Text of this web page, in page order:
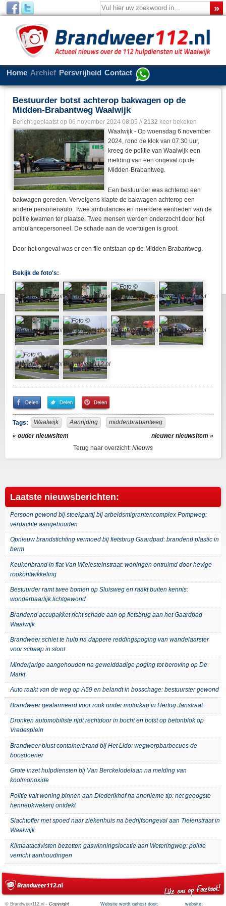
Home Archief Persvrijheid Contact
Bestuurder botst achterop bakwagen op de
Midden-Brabantweg Waalwijk
Bericht geplaatst op 06 november 2024 08:05 // 2132 keer bekeken
Waalwijk - Op woensdag 6 november
2024, rond de klok van 07:30 uur,
kreeg de politie van Waalwijk een
melding van een ongeval op de
Midden-Brabantweg.
Een bestuurder was achterop een
bakwagen gereden. Vervolgens klapte de bakwagen achterop een
andere personenauto. Twee ambulances en meerdere eenheden van de
politie kwamen ter plaatse. Twee mensen werden onderzocht door het
ambulancepersoneel. De schade aan de voertuigen is groot.
Door het ongeval was er een file ontstaan op de Midden-Brabantweg.
Bekijk de foto's:
Share
on
Facebook
Share
on
Twitter
Pin
It!
Tags: Waalwijk Aanrijding
middenbrabantweg
« ouder nieuwsitem
nieuwer nieuwsitem »
Terug naar overzicht: Nieuws
Laatste nieuwsberichten:
Persoon gewond bij steekpartij bij arbeidsmigrantencomplex Pompweg:
verdachte aangehouden
Opnieuw brandstichting vermoed bij fietsbrug Gaardpad: brandend plastic in
berm
Keukenbrand in flat Van Wielesteinstraat: woningen ontruimd door hevige
rookontwikkeling
Bestuurder ramt twee bomen op Sluisweg en raakt buiten kennis:
wonderbaarlijk lichtgewond
Brandend accupakket richt schade aan op fietsbrug aan het Gaardpad
Waalwijk
Brandweer schiet te hulp na dappere reddingspoging van wandelaarster
voor schaap in sloot
Minderjarige aangehouden na gewelddadige poging tot beroving op De
Markt
Auto raakt van de weg op A59 en belandt in bosschage: bestuurster gewond
Brandweer gealarmeerd voor rook onder motorkap in Hertog Janstraat
Dronken automobiliste rijdt rechtdoor in bocht en botst op betonblok op
Vredesplein
Brandweer blust containerbrand bij Het Lido: wegwerpbarbecues de
boosdoener
Grote inzet hulpdiensten bij Van Berckelodelaan na melding van
koolmonoxide
Politie valt woning binnen aan Diederikhof na anonieme tip: net geoogste
hennepkwekerij ontdekt
Slachtoffer met spoed naar ziekenhuis na bedrijfsongeval aan Tielenstraat in
Waalwijk
Klimaatactivisten bezetten gaswinningslocatie aan Weteringweg: politie
verricht aanhoudingen
© Brandweer112.nl - Copyright Website wordt gehost door: website: